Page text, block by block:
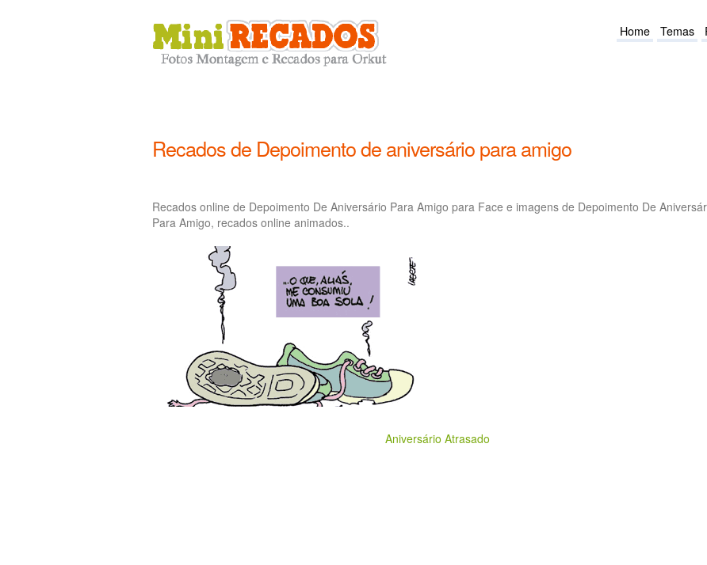
Home Temas
Recados de Depoimento de aniversário para amigo
Recados online de Depoimento De Aniversário Para Amigo para Face e imagens de Depoimento De
Para Amigo, recados online animados..
Aniversário Atrasado